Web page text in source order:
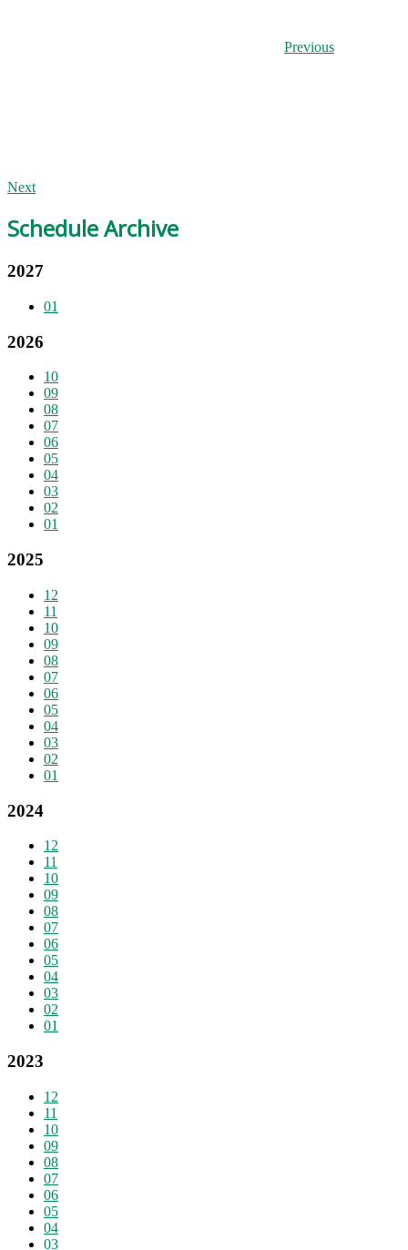
Previous
Next
Schedule Archive
2027
01
2026
10
09
08
07
06
05
04
03
02
01
2025
12
11
10
09
08
07
06
05
04
03
02
01
2024
12
11
10
09
08
07
06
05
04
03
02
01
2023
12
11
10
09
08
07
06
05
04
03